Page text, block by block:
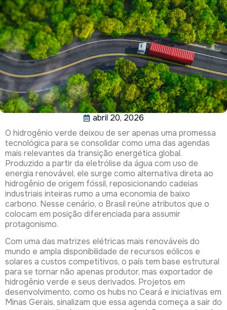
abril 20, 2026
O hidrogênio verde deixou de ser apenas uma promessa
tecnológica para se consolidar como uma das agendas
mais relevantes da transição energética global.
Produzido a partir da eletrólise da água com uso de
energia renovável, ele surge como alternativa direta ao
hidrogênio de origem fóssil, reposicionando cadeias
industriais inteiras rumo a uma economia de baixo
carbono. Nesse cenário, o Brasil reúne atributos que o
colocam em posição diferenciada para assumir
protagonismo.
Com uma das matrizes elétricas mais renováveis do
mundo e ampla disponibilidade de recursos eólicos e
solares a custos competitivos, o país tem base estrutural
para se tornar não apenas produtor, mas exportador de
hidrogênio verde e seus derivados. Projetos em
desenvolvimento, como os hubs no Ceará e iniciativas em
Minas Gerais, sinalizam que essa agenda começa a sair do